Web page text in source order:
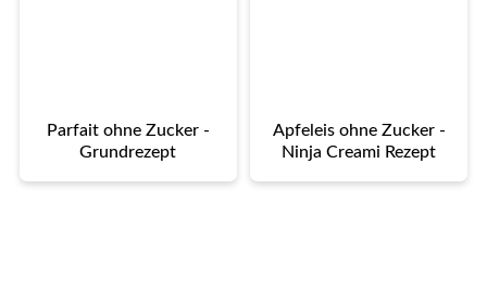
Parfait ohne Zucker -
Grundrezept
Apfeleis ohne Zucker -
Ninja Creami Rezept